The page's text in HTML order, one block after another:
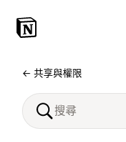
← 共享與權限